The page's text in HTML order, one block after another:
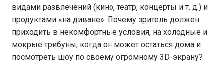
видами развлечений (кино, театр, концерты и т. д.) и
продуктами «на диване». Почему зритель должен
приходить в некомфортные условия, на холодные и
мокрые трибуны, когда он может остаться дома и
посмотреть шоу по своему огромному 3D-экрану?